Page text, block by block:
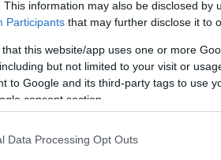
This information may also be disclosed by
Participants that may further disclose it to
that this website/app uses one or more
but not limited to your visit or
to Google and its third-party tags to use
consent section.
Data Processing Opt Outs
óvodákba semmiképpen
alapvető egészségügyi
találkozottPintér Sándor
mellett három